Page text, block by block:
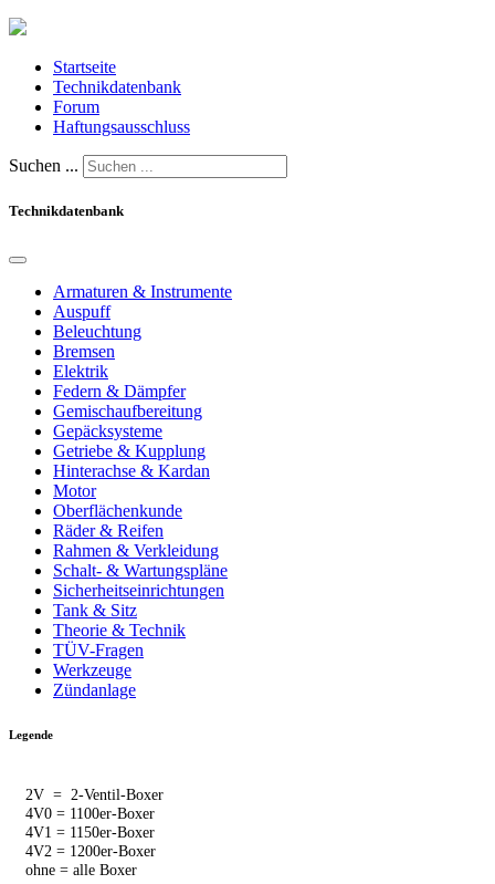
Startseite
Technikdatenbank
Forum
Haftungsausschluss
Suchen ...
Technikdatenbank
Armaturen & Instrumente
Auspuff
Beleuchtung
Bremsen
Elektrik
Federn & Dämpfer
Gemischaufbereitung
Gepäcksysteme
Getriebe & Kupplung
Hinterachse & Kardan
Motor
Oberflächenkunde
Räder & Reifen
Rahmen & Verkleidung
Schalt- & Wartungspläne
Sicherheitseinrichtungen
Tank & Sitz
Theorie & Technik
TÜV-Fragen
Werkzeuge
Zündanlage
Legende
2V = 2-Ventil-Boxer
4V0 = 1100er-Boxer
4V1 = 1150er-Boxer
4V2 = 1200er-Boxer
ohne = alle Boxer